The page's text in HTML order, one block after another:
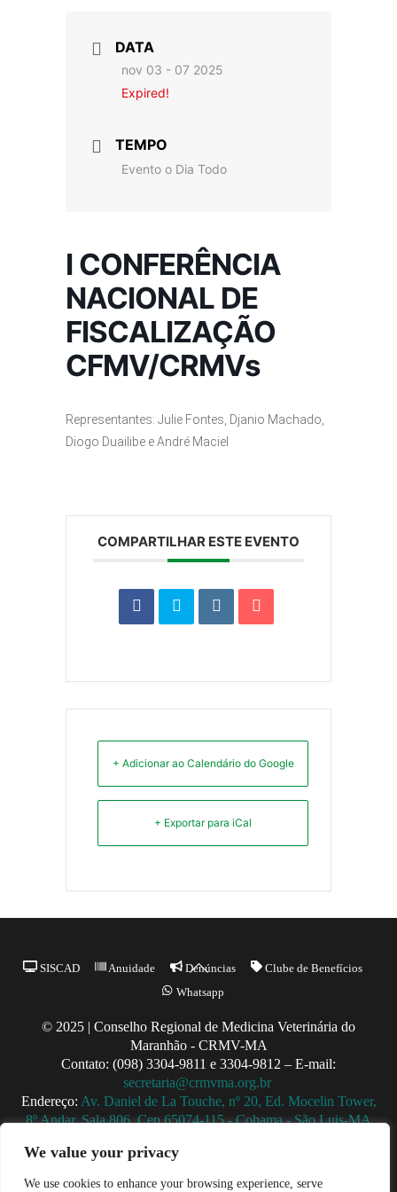
We value your privacy
We use cookies to enhance your browsing experience, serve
DATA
nov 03 - 07 2025
Expired!
TEMPO
Evento o Dia Todo
I CONFERÊNCIA
NACIONAL DE
FISCALIZAÇÃO
CFMV/CRMVs
Representantes: Julie Fontes, Djanio Machado,
Diogo Duailibe e André Maciel
COMPARTILHAR ESTE EVENTO
+ Adicionar ao Calendário do Google
+ Exportar para iCal
Back
To
SISCAD Anuidade Denúncias
Clube de Benefícios
Whatsapp
© 2025 | Conselho Regional de Medicina Veterinária do
Maranhão - CRMV-MA
Contato: (098) 3304-9811 e 3304-9812 – E-mail:
secretaria@crmvma.org.br
Endereço: Av. Daniel de La Touche, nº 20, Ed. Mocelin Tower,
8º Andar, Sala 806, Cep 65074-115 - Cohama - São Luis-MA